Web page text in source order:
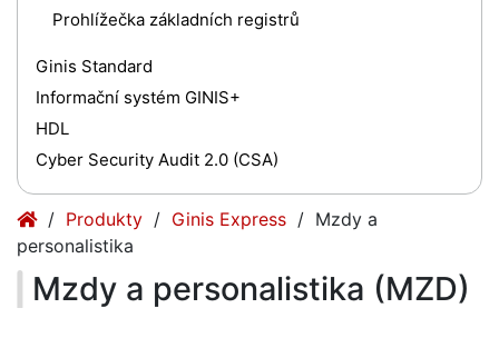
Prohlížečka základních registrů
Ginis Standard
Informační systém GINIS+
HDL
Cyber Security Audit 2.0 (CSA)
Produkty (current)
Ginis Express (current)
Mzdy a
personalistika
Mzdy a personalistika (MZD)